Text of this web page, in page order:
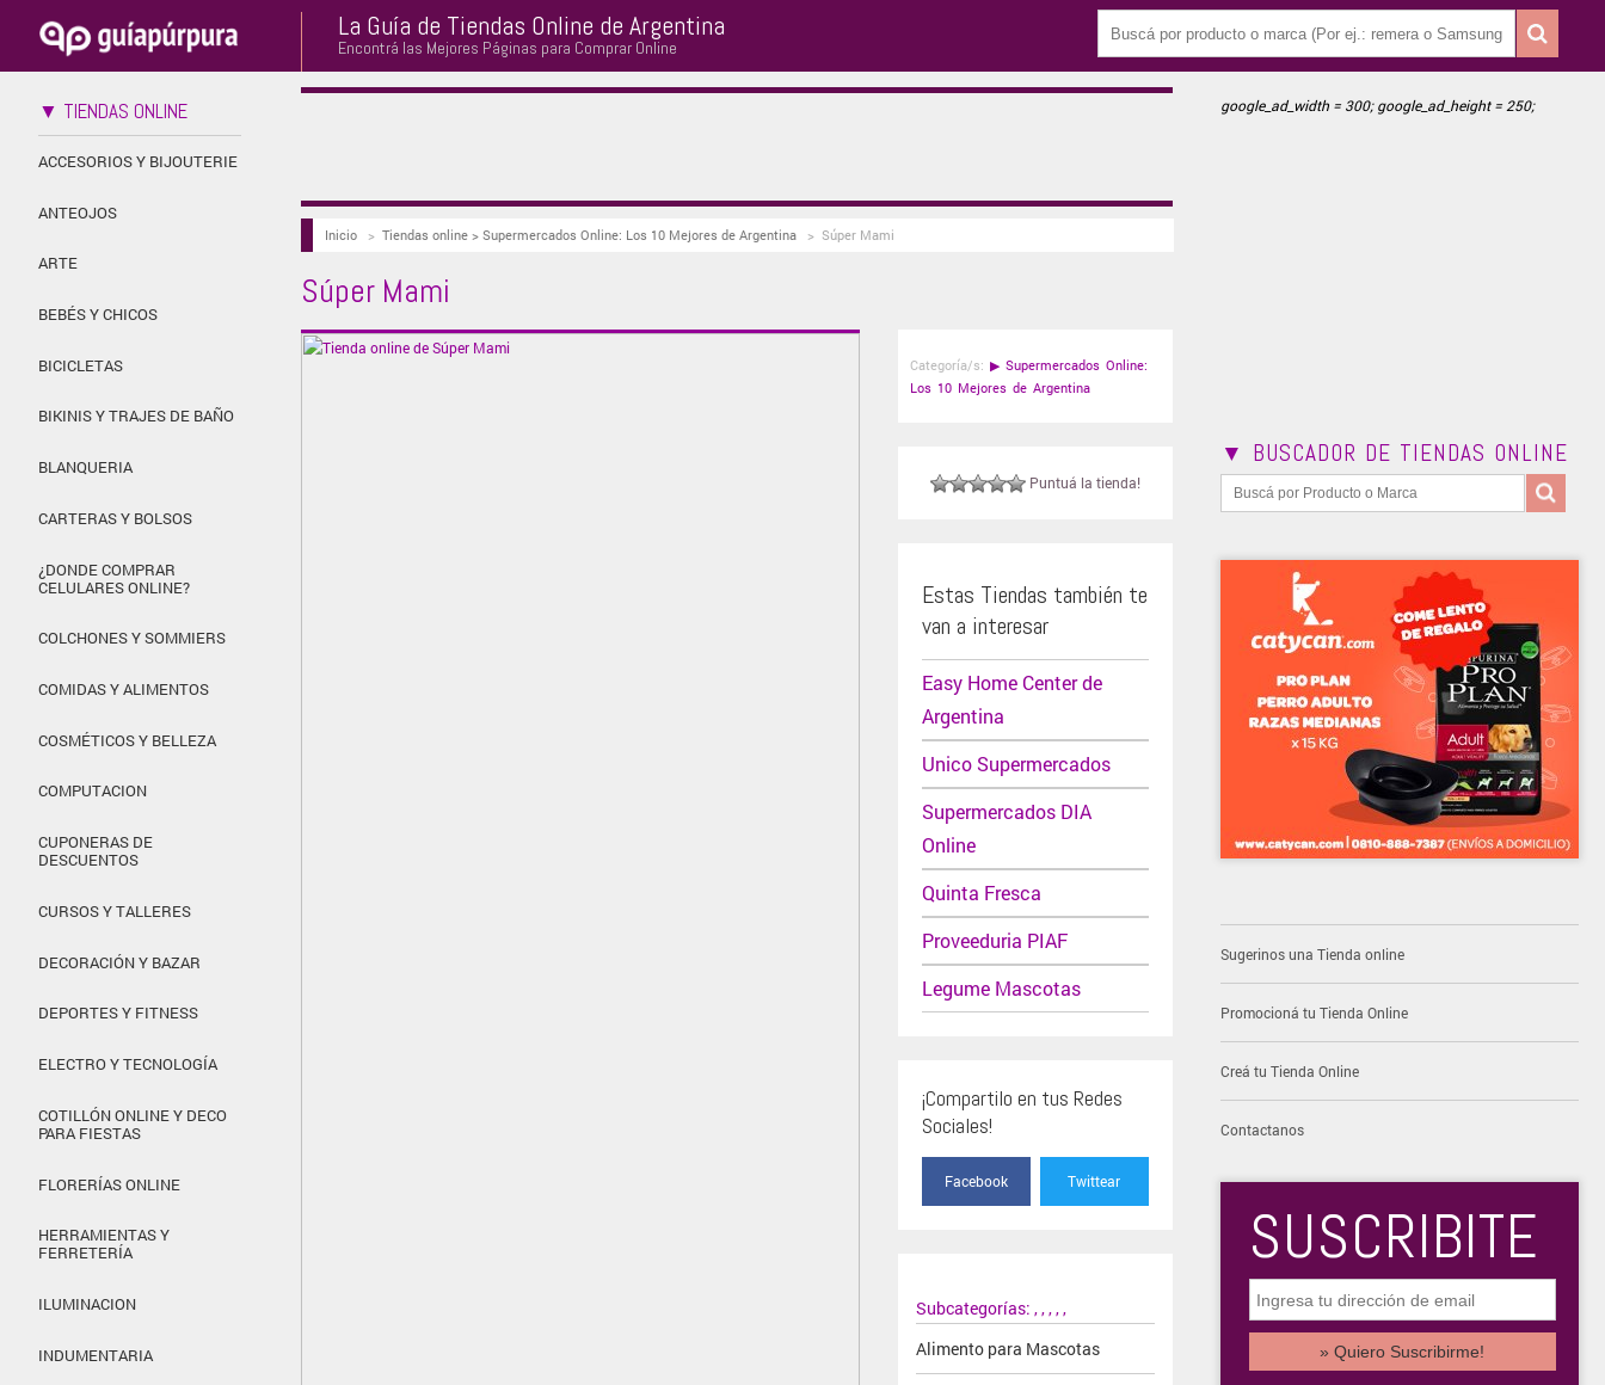
La Guía de Tiendas Online de Argentina
Encontrá las Mejores Páginas para Comprar Online
▼ TIENDAS ONLINE
ACCESORIOS Y BIJOUTERIE
ANTEOJOS
ARTE
BEBÉS Y CHICOS
BICICLETAS
BIKINIS Y TRAJES DE BAÑO
BLANQUERIA
CARTERAS Y BOLSOS
¿DONDE COMPRAR
CELULARES ONLINE?
COLCHONES Y SOMMIERS
COMIDAS Y ALIMENTOS
COSMÉTICOS Y BELLEZA
COMPUTACION
CUPONERAS DE
DESCUENTOS
CURSOS Y TALLERES
DECORACIÓN Y BAZAR
DEPORTES Y FITNESS
ELECTRO Y TECNOLOGÍA
COTILLÓN ONLINE Y DECO
PARA FIESTAS
FLORERÍAS ONLINE
HERRAMIENTAS Y
FERRETERÍA
ILUMINACION
INDUMENTARIA
Inicio> Tiendas online > Supermercados Online: Los 10 Mejores de Argentina> Súper Mami
Súper Mami
Categoría/s: ▶ Supermercados Online:
Los 10 Mejores de Argentina
Puntuá la tienda!
Estas Tiendas también te
van a interesar
Easy Home Center de
Argentina
Unico Supermercados
Supermercados DIA
Online
Quinta Fresca
Proveeduria PIAF
Legume Mascotas
¡Compartilo en tus Redes
Sociales!
Facebook Twittear
Subcategorías:
Alimento para Mascotas
,,,,,
google_ad_width = 300; google_ad_height = 250;
▼ BUSCADOR DE TIENDAS ONLINE
Sugerinos una Tienda online
Promocioná tu Tienda Online
Creá tu Tienda Online
Contactanos
SUSCRIBITE